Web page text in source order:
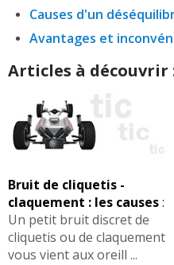
Causes d'un
Avantages et
Articles à découvrir
Bruit de cliquetis -
claquement : les causes:
Un petit bruit discret de
cliquetis ou de claquement
vous vient aux oreill ...